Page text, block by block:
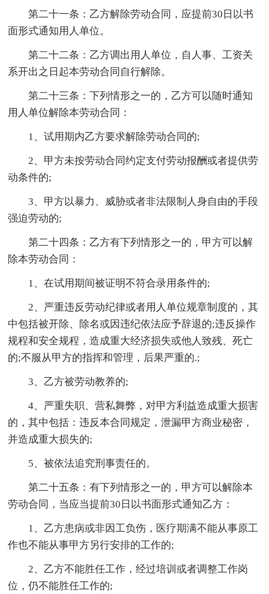
第二十一条：乙方解除劳动合同，应提前30日以书
面形式通知用人单位。
第二十二条：乙方调出用人单位，自人事、工资关
系开出之日起本劳动合同自行解除。
第二十三条：下列情形之一的，乙方可以随时通知
用人单位解除本劳动合同：
1、试用期内乙方要求解除劳动合同的;
2、甲方未按劳动合同约定支付劳动报酬或者提供劳
动条件的;
3、甲方以暴力、威胁或者非法限制人身自由的手段
强迫劳动的;
第二十四条：乙方有下列情形之一的，甲方可以解
除本劳动合同：
1、在试用期间被证明不符合录用条件的;
2、严重违反劳动纪律或者用人单位规章制度的，其
中包括被开除、除名或因违纪依法应予辞退的;违反操作
规程和安全规程，造成重大经济损失或他人致残、死亡
的;不服从甲方的指挥和管理，后果严重的.;
3、乙方被劳动教养的;
4、严重失职、营私舞弊，对甲方利益造成重大损害
的，其中包括：违反本合同规定，泄漏甲方商业秘密，
并造成重大损失的;
5、被依法追究刑事责任的。
第二十五条：有下列情形之一的，甲方可以解除本
劳动合同，当应当提前30日以书面形式通知乙方：
1、乙方患病或非因工负伤，医疗期满不能从事原工
作也不能从事甲方另行安排的工作的;
2、乙方不能胜任工作，经过培训或者调整工作岗
位，仍不能胜任工作的;